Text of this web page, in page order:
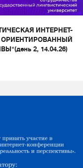
ИНТЕРНЕТ-
2, 14.04.26)